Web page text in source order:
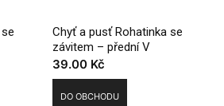
Chyť a pusť Rohatinka se
závitem – přední V
39.00 Kč
DO OBCHODU